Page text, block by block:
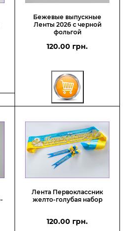
Бежевые выпускные
Ленты 2026 с черной
фольгой
120.00 грн.
Лента Первоклассник
желто-голубая набор
120.00 грн.